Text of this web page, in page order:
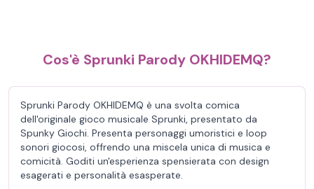
Cos'è Sprunki Parody OKHIDEMQ?
Sprunki Parody OKHIDEMQ è una svolta comica
dell'originale gioco musicale Sprunki, presentato da
Spunky Giochi. Presenta personaggi umoristici e loop
sonori giocosi, offrendo una miscela unica di musica e
comicità. Goditi un'esperienza spensierata con design
esagerati e personalità esasperate.